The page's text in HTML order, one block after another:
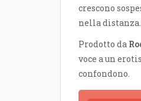
crescono
nella distanza.
Prodotto da
voce a un
confondono.